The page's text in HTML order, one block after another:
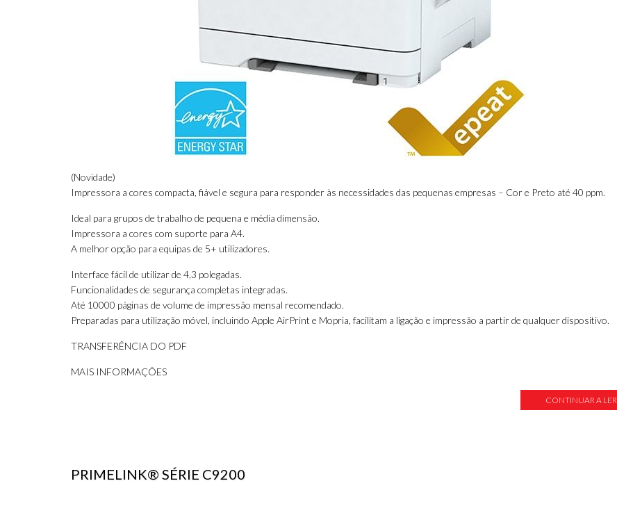
(Novidade)
Impressora a cores compacta, fiável e segura para responder às necessidades das pequenas empresas – Cor e Preto até 40 ppm.
Ideal para grupos de trabalho de pequena e média dimensão.
Impressora a cores com suporte para A4.
A melhor opção para equipas de 5+ utilizadores.
Interface fácil de utilizar de 4,3 polegadas.
Funcionalidades de segurança completas integradas.
Até 10000 páginas de volume de impressão mensal recomendado.
Preparadas para utilização móvel, incluindo Apple AirPrint e Mopria, facilitam a ligação e impressão a partir de qualquer dispositivo.
TRANSFERÊNCIA DO PDF
MAIS INFORMAÇÕES
CONTINUAR A LER
PRIMELINK® SÉRIE C9200